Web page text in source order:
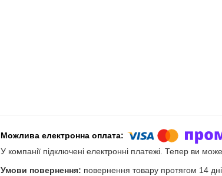
У компанії підключені електронні платежі. Тепер ви
повернення товару протягом 14